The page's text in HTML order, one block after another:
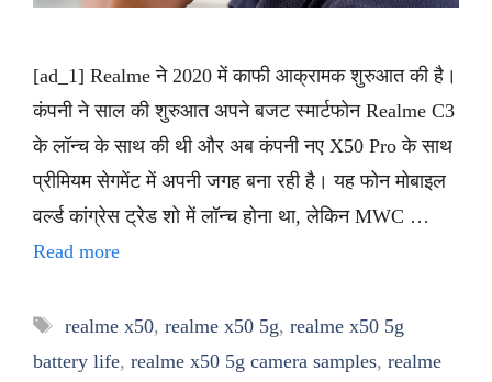
[ad_1] Realme ने 2020 में काफी आक्रामक शुरुआत की है।
कंपनी ने साल की शुरुआत अपने बजट स्मार्टफोन Realme C3
के लॉन्च के साथ की थी और अब कंपनी नए X50 Pro के साथ
प्रीमियम सेगमेंट में अपनी जगह बना रही है। यह फोन मोबाइल
वर्ल्ड कांग्रेस ट्रेड शो में लॉन्च होना था, लेकिन MWC …
Read more
Tags
realme x50, realme x50 5g, realme x50 5g
battery life, realme x50 5g camera samples, realme